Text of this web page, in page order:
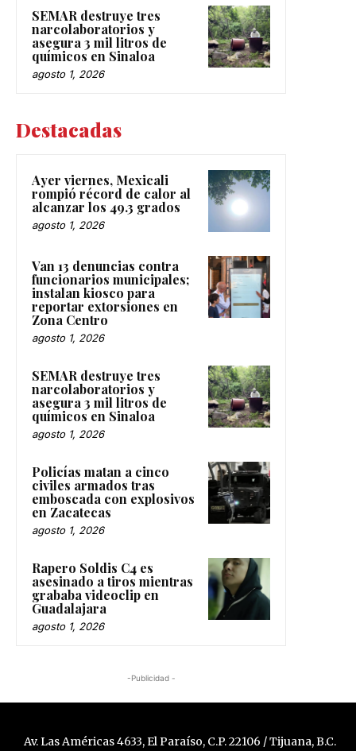
SEMAR destruye tres
narcolaboratorios y
asegura 3 mil litros de
químicos en Sinaloa
agosto 1, 2026
Destacadas
Ayer viernes, Mexicali
rompió récord de calor al
alcanzar los 49.3 grados
agosto 1, 2026
Van 13 denuncias contra
funcionarios municipales;
instalan kiosco para
reportar extorsiones en
Zona Centro
agosto 1, 2026
SEMAR destruye tres
narcolaboratorios y
asegura 3 mil litros de
químicos en Sinaloa
agosto 1, 2026
Policías matan a cinco
civiles armados tras
emboscada con explosivos
en Zacatecas
agosto 1, 2026
Rapero Soldis C4 es
asesinado a tiros mientras
grababa videoclip en
Guadalajara
agosto 1, 2026
-Publicidad -
Av. Las Américas 4633, El Paraíso, C.P. 22106 / Tijuana, B.C.